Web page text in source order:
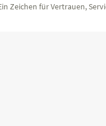
Ein Zeichen für Vertrauen,